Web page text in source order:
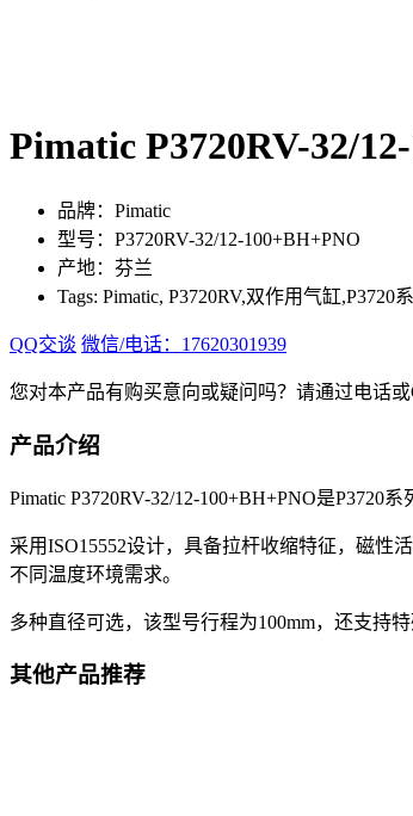
Pimatic P3720RV-32/
品牌：Pimatic
型号：P3720RV-32/12-100+BH+PNO
产地：芬兰
Tags: Pimatic, P3720RV,双作用气缸,P3720
QQ交谈 微信/电话：17620301939
您对本产品有购买意向或疑问吗？请通过电话
产品介绍
Pimatic P3720RV-32/12-100+BH+PNO是P3720
采用ISO15552设计，具备拉杆收缩特征，磁性
不同温度环境需求。
多种直径可选，该型号行程为100mm，还支持
其他产品推荐